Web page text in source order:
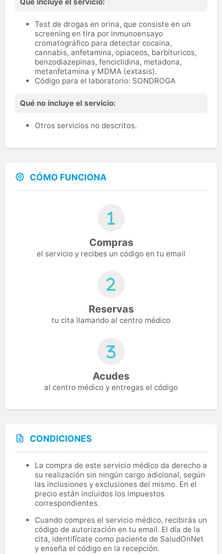
Test de drogas en orina, que consiste en un
screening en tira por inmunoensayo
cromatográfico para detectar cocaina,
cannabis, anfetamina, opiaceos, barbituricos,
benzodiazepinas, fenciclidina, metadona,
metanfetamina y MDMA (extasis).
Código para el laboratorio: SONDROGA
Qué no incluye el servicio:
Otros servicios no descritos.
CÓMO FUNCIONA
Compras
el servicio y recibes un código en tu email
Reservas
tu cita llamando al centro médico
Acudes
al centro médico y entregas el código
CONDICIONES
La compra de este servicio médico da derecho a
su realización sin ningún cargo adicional, según
las inclusiones y exclusiones del mismo. En el
precio están incluidos los impuestos
correspondientes.
Cuando compres el servicio médico, recibirás un
código de autorización en tu email. El día de la
cita, identifícate como paciente de SaludOnNet
y enseña el código en la recepción.